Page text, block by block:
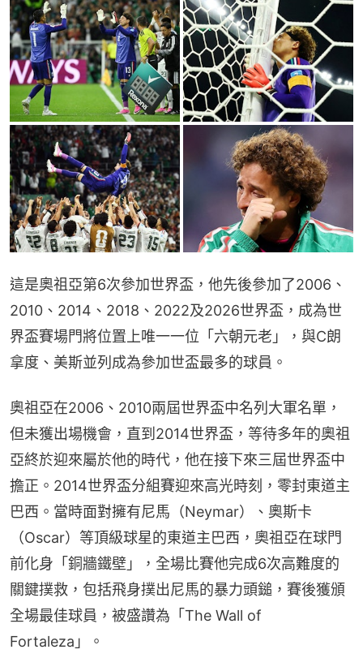
這是奧祖亞第6次參加世界盃，他先後參加了2006、
2010、2014、2018、2022及2026世界盃，成為世
界盃賽場門將位置上唯一一位「六朝元老」，與C朗
拿度、美斯並列成為參加世盃最多的球員。
奧祖亞在2006、2010兩屆世界盃中名列大軍名單，
但未獲出場機會，直到2014世界盃，等待多年的奧祖
亞終於迎來屬於他的時代，他在接下來三屆世界盃中
擔正。2014世界盃分組賽迎來高光時刻，零封東道主
巴西。當時面對擁有尼馬（Neymar）、奧斯卡
（Oscar）等頂級球星的東道主巴西，奧祖亞在球門
前化身「銅牆鐵壁」，全場比賽他完成6次高難度的
關鍵撲救，包括飛身撲出尼馬的暴力頭鎚，賽後獲頒
全場最佳球員，被盛讚為「The Wall of
Fortaleza」。